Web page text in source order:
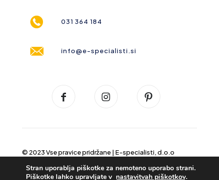
031 364 184
info@e-specialisti.si
© 2023 Vse pravice pridržane | E-specialisti, d.o.o
Stran uporablja piškotke za nemoteno uporabo strani.
Piškotke lahko upravljate v nastavitvah piškotkov.